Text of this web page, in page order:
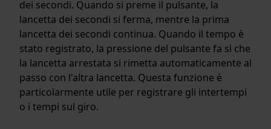
dei secondi. Quando si preme il pulsante, la
lancetta dei secondi si ferma, mentre la prima
lancetta dei secondi continua. Quando il tempo è
stato registrato, la pressione del pulsante fa sì che
la lancetta arrestata si rimetta automaticamente al
passo con l'altra lancetta. Questa funzione è
particolarmente utile per registrare gli intertempi
o i tempi sul giro.